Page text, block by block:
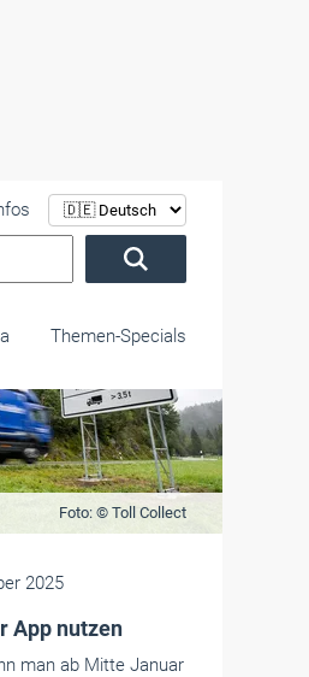
Themen-Specials
Foto: © Toll Collect
2025
App nutzen
man ab Mitte Januar